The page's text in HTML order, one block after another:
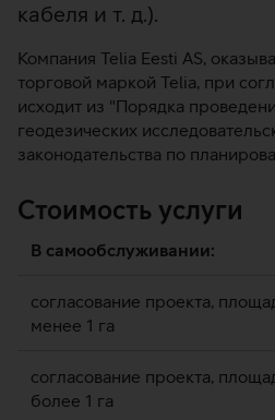
кабеля и т. д.).
Компания Telia Eesti AS,
торговой маркой Telia, при
исходит из "Порядка
геодезических
законодательства по
Стоимость услуги
В самообслуживании:
согласование проекта,
менее 1 га
согласование проекта,
более 1 га